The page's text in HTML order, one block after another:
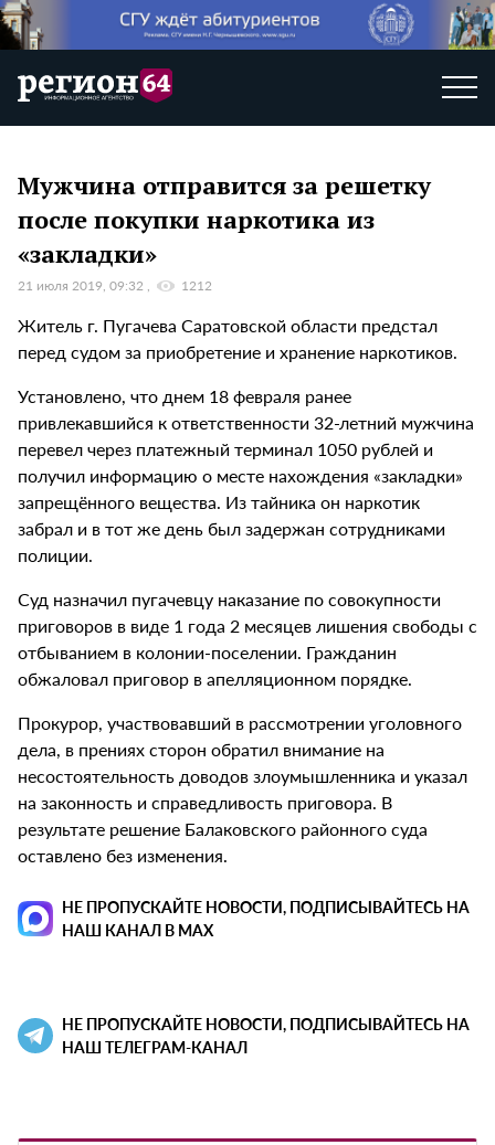
Мужчина отправится за решетку
после покупки наркотика из
«закладки»
21 июля 2019, 09:32 1212
Житель г. Пугачева Саратовской области предстал
перед судом за приобретение и хранение наркотиков.
Установлено, что днем 18 февраля ранее
привлекавшийся к ответственности 32-летний мужчина
перевел через платежный терминал 1050 рублей и
получил информацию о месте нахождения «закладки»
запрещённого вещества. Из тайника он наркотик
забрал и в тот же день был задержан сотрудниками
полиции.
Суд назначил пугачевцу наказание по совокупности
приговоров в виде 1 года 2 месяцев лишения свободы с
отбыванием в колонии-поселении. Гражданин
обжаловал приговор в апелляционном порядке.
Прокурор, участвовавший в рассмотрении уголовного
дела, в прениях сторон обратил внимание на
несостоятельность доводов злоумышленника и указал
на законность и справедливость приговора. В
результате решение Балаковского районного суда
оставлено без изменения.
НЕ ПРОПУСКАЙТЕ НОВОСТИ, ПОДПИСЫВАЙТЕСЬ НА
НАШ КАНАЛ В MAX
НЕ ПРОПУСКАЙТЕ НОВОСТИ, ПОДПИСЫВАЙТЕСЬ НА
НАШ ТЕЛЕГРАМ-КАНАЛ